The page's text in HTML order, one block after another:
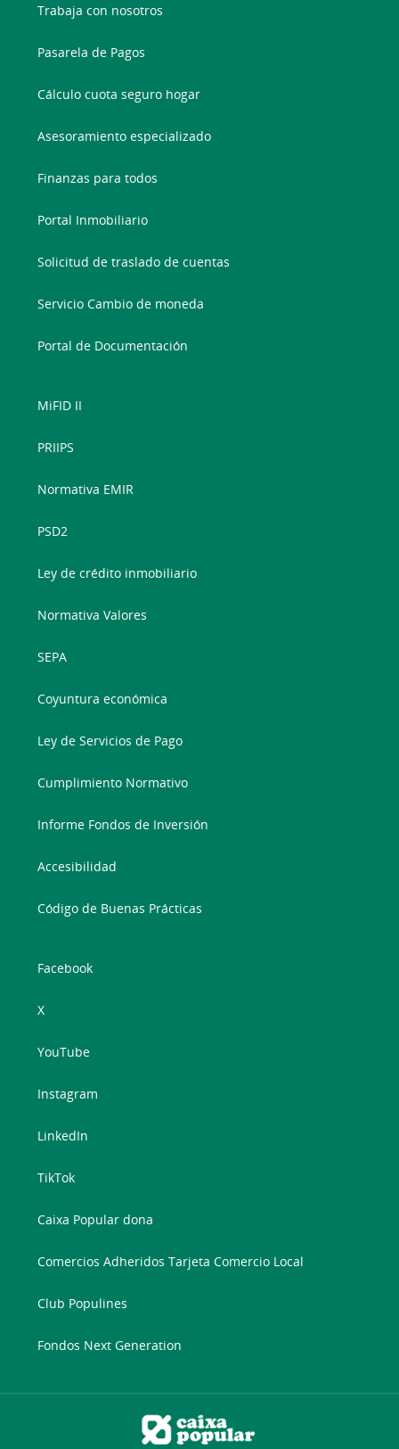
Trabaja con nosotros
Pasarela de Pagos
Cálculo cuota seguro hogar
Asesoramiento especializado
Finanzas para todos
Portal Inmobiliario
Solicitud de traslado de cuentas
Servicio Cambio de moneda
Portal de Documentación
MiFID II
PRIIPS
Normativa EMIR
PSD2
Ley de crédito inmobiliario
Normativa Valores
SEPA
Coyuntura económica
Ley de Servicios de Pago
Cumplimiento Normativo
Informe Fondos de Inversión
Accesibilidad
Código de Buenas Prácticas
Facebook
X
YouTube
Instagram
LinkedIn
TikTok
Caixa Popular dona
Comercios Adheridos Tarjeta Comercio Local
Club Populines
Fondos Next Generation